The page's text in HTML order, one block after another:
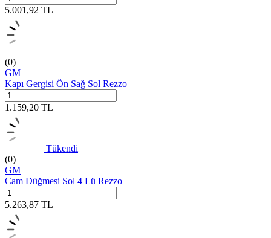
5.001,92 TL
(0)
GM
Kapı Gergisi Ön Sağ Sol Rezzo
1.159,20 TL
Tükendi
(0)
GM
Cam Düğmesi Sol 4 Lü Rezzo
5.263,87 TL